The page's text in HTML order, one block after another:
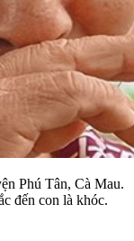
Phú Tân, Cà Mau.
đến con là khóc.